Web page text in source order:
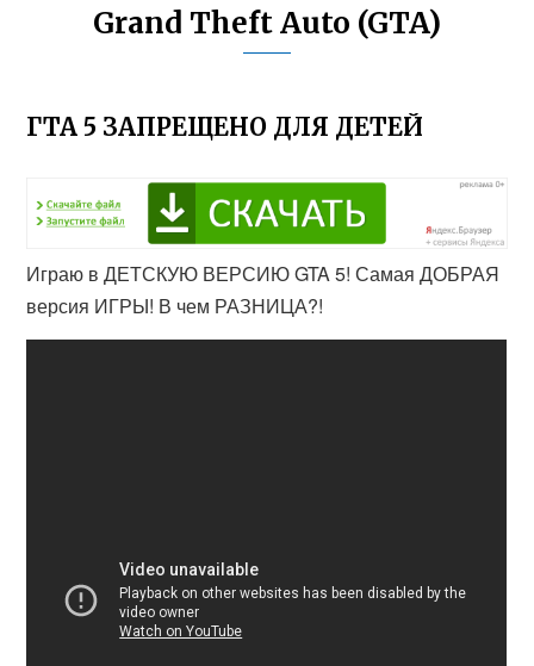
Grand Theft Auto (GTA)
ГТА 5 ЗАПРЕЩЕНО ДЛЯ ДЕТЕЙ
Играю в ДЕТСКУЮ ВЕРСИЮ GTA 5! Самая ДОБРАЯ
версия ИГРЫ! В чем РАЗНИЦА?!